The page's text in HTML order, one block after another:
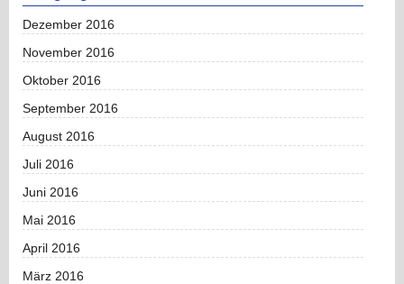
Dezember 2016
November 2016
Oktober 2016
September 2016
August 2016
Juli 2016
Juni 2016
Mai 2016
April 2016
März 2016